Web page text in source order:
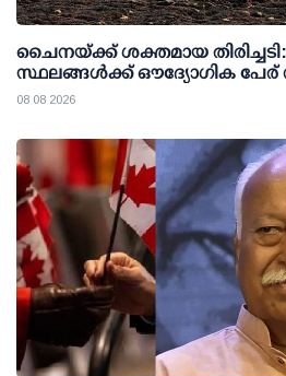
ചൈനയ്ക്ക് ശക്തമായ
സ്ഥലങ്ങള്‍ക്ക് ഔദ്യോഗിക പേര്
08 08 2026